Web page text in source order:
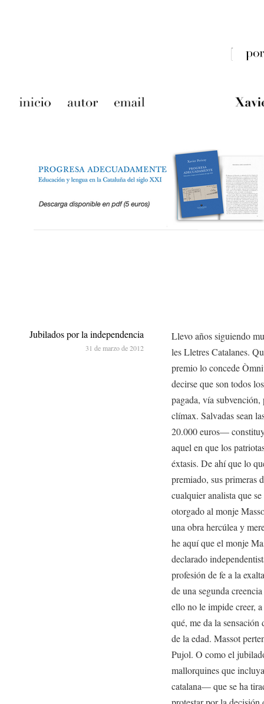
Llevo años siguiendo
les Lletres Catalanes.
premio lo concede
decirse que son todos
pagada, vía
clímax. Salvadas sean
20.000 euros—
aquel en que los
éxtasis. De ahí que lo
premiado, sus primeras
cualquier analista que
otorgado al monje
una obra hercúlea y
he aquí que el monje
declarado
profesión de fe a la
de una segunda
ello no le impide creer,
qué, me da la sensación
de la edad. Massot
Pujol. O como el
mallorquines que
catalana— que se ha
Jubilados por la independencia
31 de marzo de 2012